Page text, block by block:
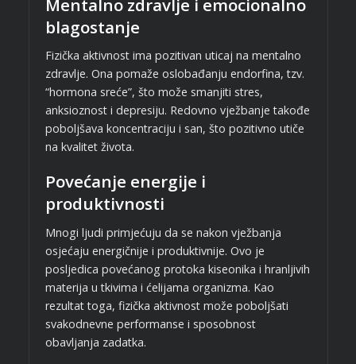
blagostanje
Fizička aktivnost ima pozitivan uticaj na mentalno
zdravlje. Ona pomaže oslobađanju endorfina, tzv.
“hormona sreće”, što može smanjiti stres,
anksioznost i depresiju. Redovno vježbanje takođe
poboljšava koncentraciju i san, što pozitivno utiče
na kvalitet života.
Povećanje energije i
produktivnosti
Mnogi ljudi primjećuju da se nakon vježbanja
osjećaju energičnije i produktivnije. Ovo je
posljedica povećanog protoka kiseonika i hranljivih
materija u tkivima i ćelijama organizma. Kao
rezultat toga, fizička aktivnost može poboljšati
svakodnevne performanse i sposobnost
obavljanja zadatka.